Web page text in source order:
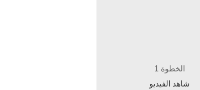
الخطوة 1
شاهد الفيديو